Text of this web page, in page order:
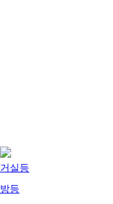
거실등
방등